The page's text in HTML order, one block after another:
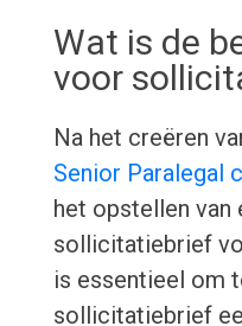
Wat is de
voor
Na het creëren
Senior Paralegal
het opstellen van
sollicitatiebrief
is essentieel om
sollicitatiebrief